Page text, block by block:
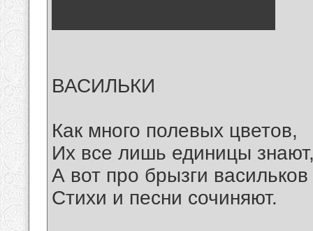
ВАСИЛЬКИ
Как много полевых цветов,
Их все лишь единицы
А вот про брызги васильков
Стихи и песни сочиняют.